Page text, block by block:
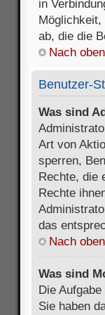
in
Möglichkeit,
ab, die die
Nach oben
Benutzer-
Was sind
Art von
sperren,
Rechte, die
Rechte
das
Nach oben
Was sind
Die
Sie haben